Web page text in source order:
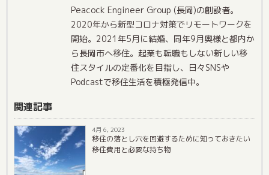
Peacock Engineer Group (長岡)の創設者。
2020年から新型コロナ対策でリモートワークを
開始。2021年5月に結婚、同年9月奥様と都内か
ら長岡市へ移住。起業も転職もしない新しい移
住スタイルの定番化を目指し、日々SNSや
Podcastで移住生活を積極発信中。
関連記事
4月 6, 2023
移住の落とし穴を回避するために知っておきたい
移住費用と必要な持ち物